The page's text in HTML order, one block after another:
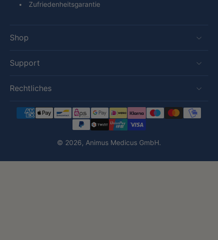
Zufriedenheitsgarantie
Shop
Support
Rechtliches
© 2026, Animus Medicus GmbH.